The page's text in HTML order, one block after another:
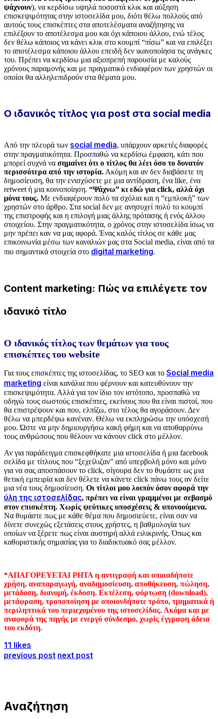
ψάχνουν), να κερδίσω υψηλά ποσοστά κλικ και αύξηση
επισκεψιμότητας στην ιστοσελίδα μου, διότι θέλω πολλούς από
αυτούς τους επισκέπτες στα αποτελέσματα αναζήτησης να
επιλέξουν το αποτέλεσμα μου και όχι κάποιου άλλου, ενώ τέλος
δεν θέλω κάποιος να κάνει κλικ στο κουμπί “πίσω” και να επιλέξει
το αποτέλεσμα κάποιου άλλου επειδή δεν ικανοποίησα τις ανάγκες
του. Πρέπει να κερδίσω μια αξιοπρεπή παρουσία με καλούς
χρόνους παραμονής και με πραγματικό ενδιαφέρον των χρηστών οι
οποίοι θα αλληλεπιδρούν στα θέματα μου.
Ο ιδανικός τίτλος για post στα social media
Από την πλευρά των social media, υπάρχουν αρκετές διαφορές
στην πραγματικότητα. Προσπαθώ να κερδίσω έμφαση, κάτι που
μπορεί συχνά να σημαίνει ότι ο τίτλος θα λέει όσο το δυνατόν
περισσότερα από την ιστορία.Ακόμη και αν δεν διαβάσετε τη
δημοσίευση, θα την ενισχύσετε με μια αντίδραση, ένα like, ένα
retweet ή μια κοινοποίηση. “Ψάχνω” κι εδώ για click, αλλά όχι
μόνα τους. Με ενδιαφέρουν πολύ τα σχόλια και η “εμπλοκή” των
χρηστών στο άρθρο. Στα social δεν με ανησυχεί πολύ το κουμπί
της επιστροφής και η επιλογή μιας άλλης πρότασης ή ενός άλλου
στοιχείου. Στην πραγματικότητα, ο χρόνος στην ιστοσελίδα ίσως να
μην πρέπει καν να μας αφορά. Ένας καλός τίτλος σε κάθε μας
επικοινωνία μέσω των καναλιών μας στα Social media, είναι από τα
πιο σημαντικά στοιχεία στο digital marketing.
Content marketing: Πώς να επιλέγετε τον
ιδανικό τίτλο
Ο ιδανικός τίτλος των θεμάτων για τους
επισκέπτες του website
Για τους επισκέπτες της ιστοσελίδας, τo SEO και το Social media
marketing είναι κανάλια που φέρνουν και κατευθύνουν την
επισκεψιμότητα. Αλλά για τον ίδιο τον ιστότοπο, προσπαθώ να
οδηγώ τους σωστούς επισκέπτες, εκείνους που θα είναι πιστοί, που
θα επιστρέψουν και που, ελπίζω, στο τέλος θα αγοράσουν. Δεν
θέλω να μπερδέψω κανέναν. Θέλω να εκπληρώσω την υπόσχεσή
μου. Ώστε να μην δημιουργήσω κακή φήμη και να αποθαρρύνω
τους ανθρώπους που θέλουν να κάνουν click στο μέλλον.
Αν για παράδειγμα επισκεφθήκατε μια ιστοσελίδα ή μια facebook
σελίδα με τίτλους που “ξεχείλιζαν” από υπερβολή μόνο και μόνο
για να σας αποσπάσουν το click, σίγουρα δεν το θυμάστε ως μια
θετική εμπειρία και δεν θέλετε να κάνετε click πάνω τους αν δείτε
μια νέα τους δημοσίευση. Οι τίτλοι μου λοιπόν όσον αφορά την
ύλη της ιστοσελίδας, πρέπει να είναι γραμμένοι με σεβασμό
στον επισκέπτη. Χωρίς ψεύτικες υποσχέσεις & υπονοούμενα.
Να θυμάστε πως με κάθε θέμα που δημοσιεύετε, είναι σαν να
δίνετε συνεχώς εξετάσεις στους χρήστες, η βαθμολογία των
οποίων να ξέρετε πως είναι αυστηρή αλλά ειλικρινής. Όπως και
καθοριστικής σημασίας για το διαδικτυακό σας μέλλον.
*ΑΠΑΓΟΡΕΥΕΤΑΙ ΡΗΤΑ η αντιγραφή και οποιαδήποτε
χρήση, αναπαραγωγή, αναδημοσίευση, αποθήκευση, πώληση,
μετάδοση, διανομή, έκδοση. Εκτέλεση, φόρτωση (download),
μετάφραση, τροποποίηση με οποιονδήποτε τρόπο, τμηματικά ή
περιληπτικά του περιεχομένου της ιστοσελίδας. Ακόμα και με
αναφορά της πηγής με ενεργό σύνδεσμο, χωρίς έγγραφη άδεια
του εκδότη.
11 likes
previous post next post
Αναζήτηση